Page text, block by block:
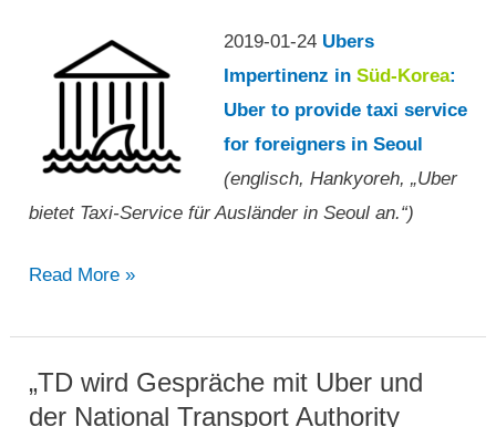
2019-01-24 Ubers
Impertinenz in Süd-Korea:
Uber to provide taxi service
for foreigners in Seoul
(englisch, Hankyoreh, „Uber
bietet Taxi-Service für Ausländer in Seoul an.“)
„Uber
Taxi-
Service
für
Read More »
„TD wird Gespräche mit Uber und
der National Transport Authority